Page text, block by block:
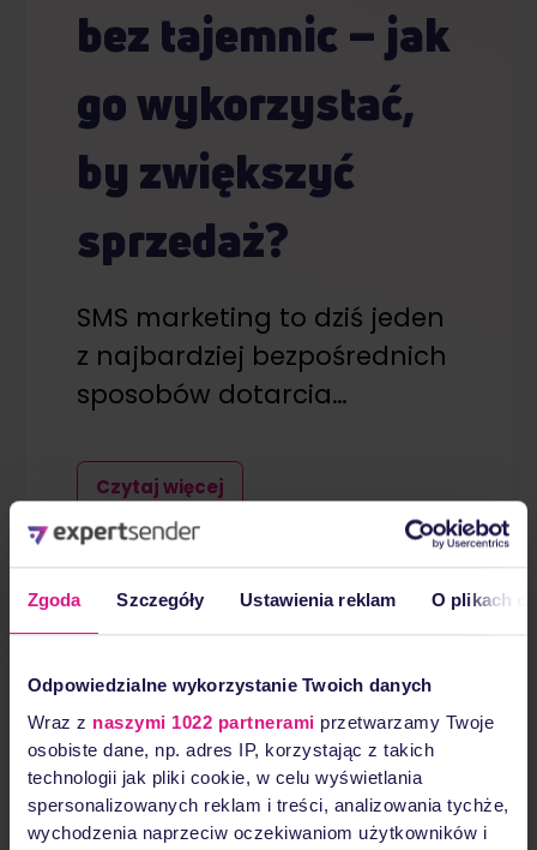
Zgoda Szczegóły Ustawienia reklam O plikach
Odpowiedzialne wykorzystanie Twoich danych
Wraz z naszymi 1022 partnerami przetwarzamy Twoje
osobiste dane, np. adres IP, korzystając z takich
technologii jak pliki cookie, w celu wyświetlania
spersonalizowanych reklam i treści, analizowania tychże,
wychodzenia naprzeciw oczekiwaniom użytkowników i
bez tajemnic – jak
go wykorzystać,
by zwiększyć
sprzedaż?
SMS marketing to dziś jeden
z najbardziej bezpośrednich
sposobów dotarcia…
Czytaj więcej